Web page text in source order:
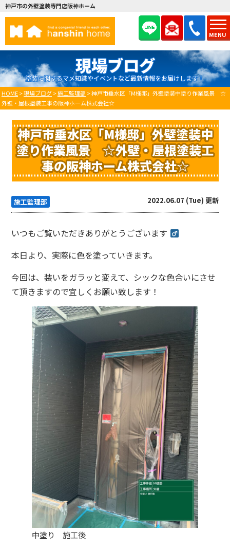
MENU
神戸市の外壁塗装専門店阪神ホーム
現場ブログ
塗装に関するマメ知識やイベントなど最新情報をお届けします！
HOME>現場ブログ>施工監理部 >神戸市垂水区「M様邸」外壁塗装中塗り作業風景 ☆
外壁・屋根塗装工事の阪神ホーム株式会社☆
神戸市垂水区「M様邸」外壁塗装中
塗り作業風景 ☆外壁・屋根塗装工
事の阪神ホーム株式会社☆
施工監理部 2022.06.07 (Tue) 更新
いつもご覧いただきありがとうございます ‍
本日より、実際に色を塗っていきます。
今回は、装いをガラッと変えて、シックな色合いにさせ
て頂きますので宜しくお願い致します！
中塗り 施工後